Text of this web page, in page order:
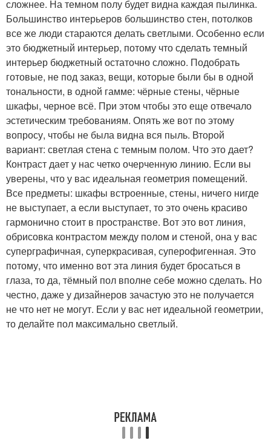
сложнее. На темном полу будет видна каждая пылинка.
Большинство интерьеров большинство стен, потолков
все же люди стараются делать светлыми. Особенно если
это бюджетный интерьер, потому что сделать темный
интерьер бюджетный остаточно сложно. Подобрать
готовые, не под заказ, вещи, которые были бы в одной
тональности, в одной гамме: чёрные стены, чёрные
шкафы, черное всё. При этом чтобы это еще отвечало
эстетическим требованиям. Опять же вот по этому
вопросу, чтобы не была видна вся пыль. Второй
вариант: светлая стена с темным полом. Что это дает?
Контраст дает у нас четко очерченную линию. Если вы
уверены, что у вас идеальная геометрия помещений.
Все предметы: шкафы встроенные, стены, ничего нигде
не выступает, а если выступает, то это очень красиво
гармонично стоит в пространстве. Вот это вот линия,
обрисовка контрастом между полом и стеной, она у вас
суперграфичная, суперкрасивая, суперофигенная. Это
потому, что именно вот эта линия будет бросаться в
глаза, то да, тёмный пол вполне себе можно сделать. Но
честно, даже у дизайнеров зачастую это не получается
не что нет не могут. Если у вас нет идеальной геометрии,
то делайте пол максимально светлый.